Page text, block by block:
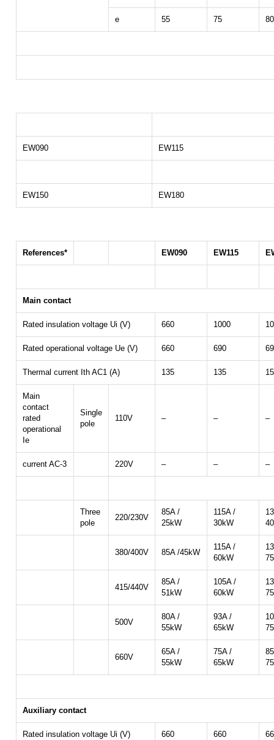
e 55 75 80
EW090 EW115
EW150 EW180
References* EW090 EW115
Main contact
Rated insulation voltage Ui (V) 660 1000
Rated operational voltage Ue (V) 660 690
Thermal current Ith AC1 (A) 135 135
Main
contact
rated
operational
Ie
Single
pole
110V – – –
current AC-3 220V – – –
Three
pole
220/230V
85A /
25kW
115A /
30kW
380/400V 85A /45kW
115A /
60kW
415/440V
85A /
51kW
105A /
60kW
500V
80A /
55kW
93A /
65kW
660V
65A /
55kW
75A /
65kW
Auxiliary contact
Rated insulation voltage Ui (V) 660 660